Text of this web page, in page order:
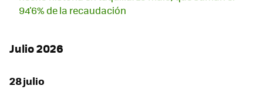
94'6% de la recaudación
Julio 2026
28 julio